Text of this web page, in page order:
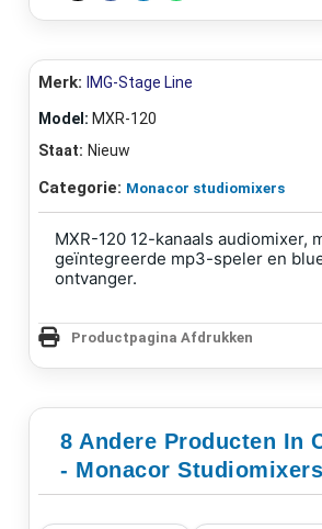
Merk: IMG-Stage Line
Model: MXR-120
Staat: Nieuw
Categorie: Monacor studiomixers
MXR-120 12-kanaals audiomixer,
geïntegreerde mp3-speler en
ontvanger.
Productpagina Afdrukken
8 Andere Producten In
- Monacor Studiomixers